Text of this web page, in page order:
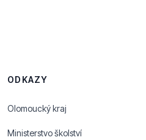
ODKAZY
Olomoucký kraj
Ministerstvo školství